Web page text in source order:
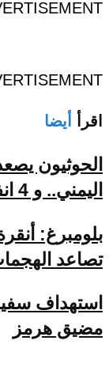
اقرأ أيضا
الحوثيون
اليمني.. و 4 انفجارات تهز المدينة
بلومبرغ:
تصاعد
استهداف
مضيق هرمز